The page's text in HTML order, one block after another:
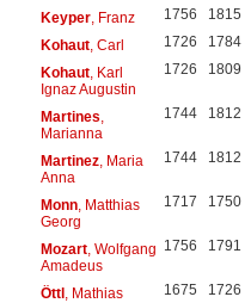
Keyper, Franz 1756 1815
Kohaut, Carl 1726 1784
Kohaut, Karl
Ignaz Augustin
1726 1809
Martines
Marianna
1744 1812
Martinez, Maria
Anna
1744 1812
Monn, Matthias
Georg
1717 1750
Mozart, Wolfgang
Amadeus
1756 1791
Öttl, Mathias 1675 1726